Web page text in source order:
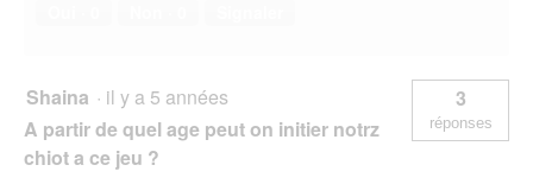
Shaina · il y a 5 années
A partir de quel age peut on initier notrz
chiot a ce jeu ?
3
réponses